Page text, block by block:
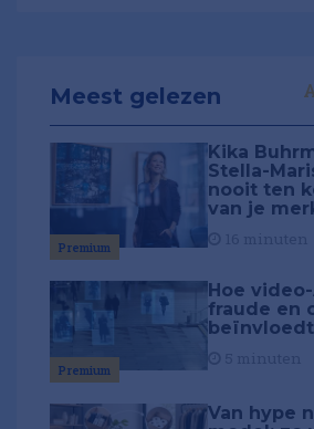
Meest gelezen
Premium
Kika
Stella-
nooit ten
van je
Premium
Hoe
fraude en
beïnvloedt
Van hype